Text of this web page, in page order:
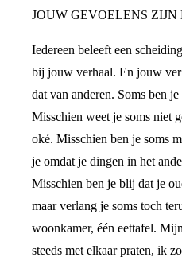
JOUW GEVOELENS
Iedereen beleeft een
bij jouw verhaal. En jouw
dat van anderen. Soms ben
Misschien weet je soms niet
oké. Misschien ben je soms
je omdat je dingen in het
Misschien ben je blij dat je
maar verlang je soms toch
woonkamer, één eettafel.
steeds met elkaar praten, ik